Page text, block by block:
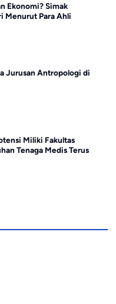
Ekonomi? Simak
Menurut Para Ahli
Jurusan Antropologi di
Miliki Fakultas
Tenaga Medis Terus